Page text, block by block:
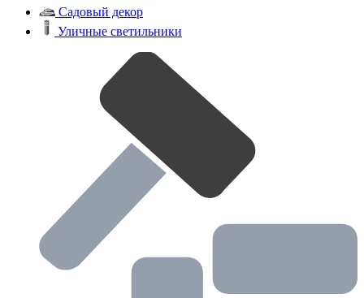
Садовый декор
Уличные светильники